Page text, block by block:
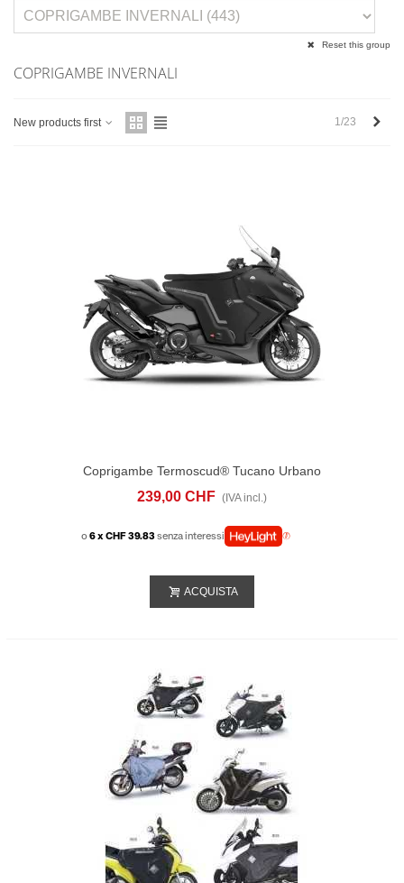
Reset this group
COPRIGAMBE INVERNALI
New products first 1/23
Coprigambe Termoscud® Tucano Urbano
R253SPRO Yamaha T-Max 560 (2025-26)
239,00 CHF (IVA incl.)
o6 x CHF 39.83senza interessi
ACQUISTA